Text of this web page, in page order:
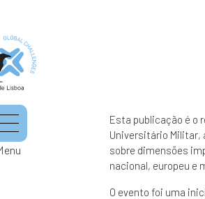
Esta publicação é o
Universitário Militar,
sobre dimensões
nacional, europeu e
O evento foi uma